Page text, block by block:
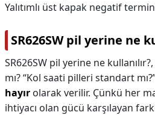
Yalıtımlı üst kapak negatif
SR626SW pil yerine ne
SR626SW pil yerine ne kullanılır?,
mı? “Kol saati pilleri standart
hayır olarak verilir. Çünkü her
ihtiyacı olan gücü karşılayan